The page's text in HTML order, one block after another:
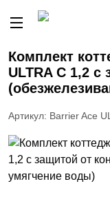
Акции
скважины
Фильтры
для
воды
Водоподготовка
для дома и
коттеджа
Комплект
ULTRA C 1,2 с
Артикул: Barrier Ace